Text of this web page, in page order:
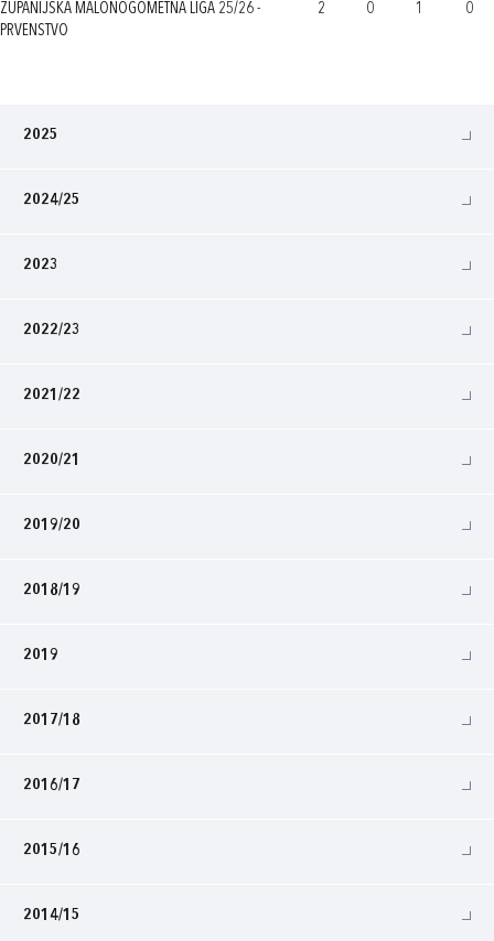
ŽUPANIJSKA MALONOGOMETNA LIGA 25/26 -
PRVENSTVO
2 0 1 0
2025
2024/25
2023
2022/23
2021/22
2020/21
2019/20
2018/19
2019
2017/18
2016/17
2015/16
2014/15